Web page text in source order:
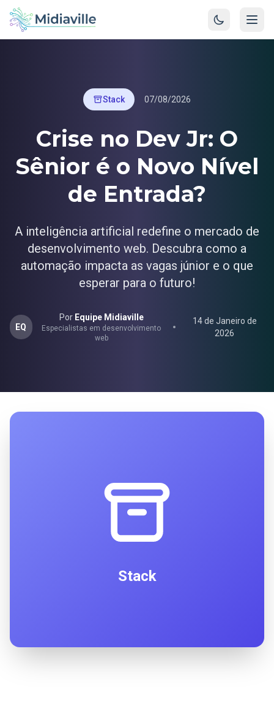
Stack 07/08/2026
Crise no Dev Jr: O
Sênior é o Novo Nível
de Entrada?
A inteligência artificial redefine o mercado de
desenvolvimento web. Descubra como a
automação impacta as vagas júnior e o que
esperar para o futuro!
EQ
Por Equipe Midiaville
Especialistas em desenvolvimento
web
14 de Janeiro de
2026
Stack